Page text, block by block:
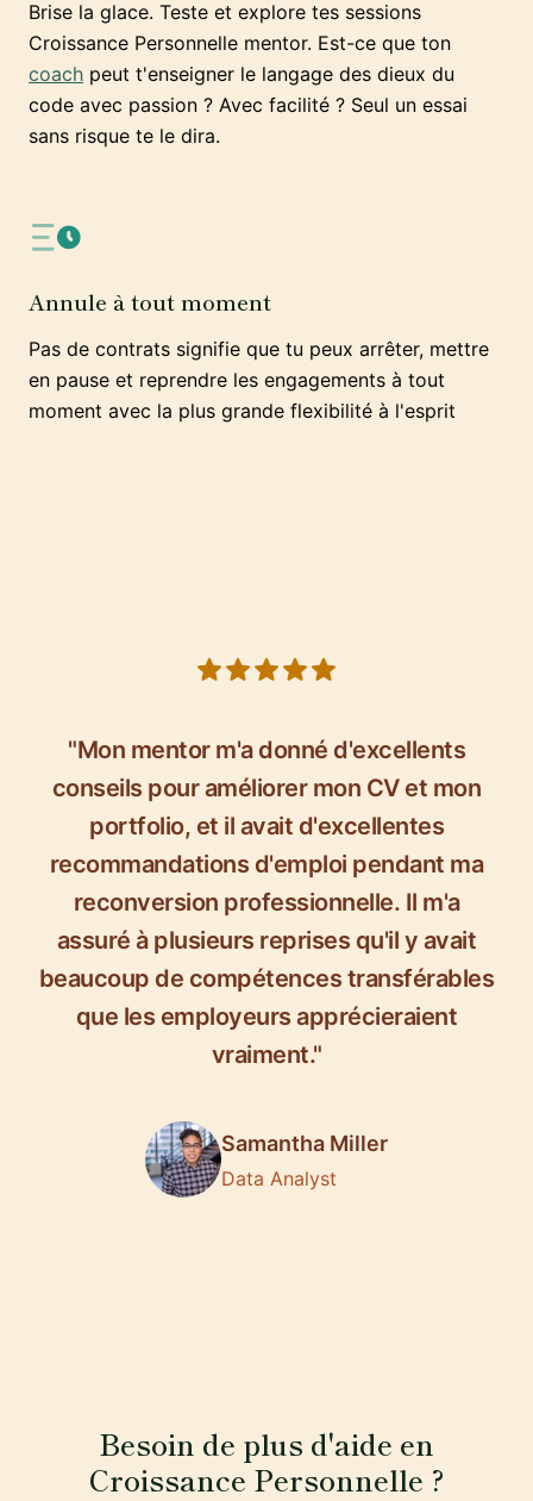
Brise la glace. Teste et explore tes sessions
Croissance Personnelle mentor. Est-ce que ton
coach peut t'enseigner le langage des dieux du
code avec passion ? Avec facilité ? Seul un essai
sans risque te le dira.
Annule à tout moment
Pas de contrats signifie que tu peux arrêter, mettre
en pause et reprendre les engagements à tout
moment avec la plus grande flexibilité à l'esprit
"Mon mentor m'a donné d'excellents
conseils pour améliorer mon CV et mon
portfolio, et il avait d'excellentes
recommandations d'emploi pendant ma
reconversion professionnelle. Il m'a
assuré à plusieurs reprises qu'il y avait
beaucoup de compétences transférables
que les employeurs apprécieraient
vraiment."
Samantha Miller
Data Analyst
Besoin de plus d'aide en
Croissance Personnelle ?